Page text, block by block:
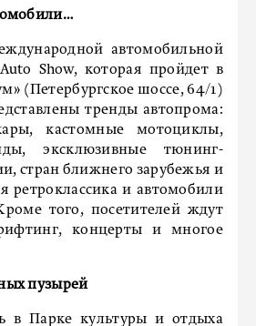
автомобильной
Show, которая пройдет в
(Петербургское шоссе, 64/1)
тренды автопрома:
кастомные мотоциклы,
эксклюзивные тюнинг-
стран ближнего зарубежья и
ретроклассика и автомобили
того, посетителей ждут
концерты и многое
пузырей
в Парке культуры и отдыха